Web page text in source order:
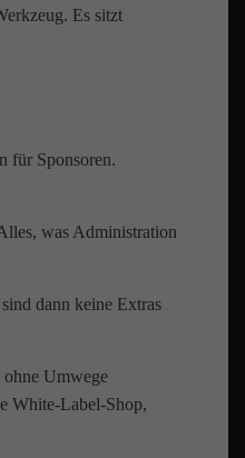
Es sitzt
für Sponsoren.
was Administration
dann keine Extras
Umwege
White-Label-Shop,